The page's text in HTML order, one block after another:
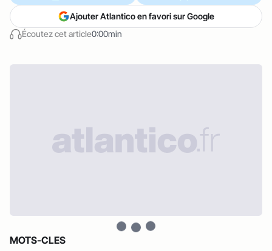
Écoutez cet article0:00min
Ajouter Atlantico en favori sur Google
MOTS-CLES